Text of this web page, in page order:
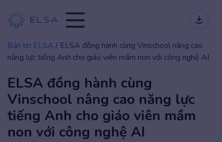
Bản tin ELSA / ELSA đồng hành cùng Vinschool nâng cao
năng lực tiếng Anh cho giáo viên mầm non với công nghệ AI
ELSA đồng hành cùng
Vinschool nâng cao năng lực
tiếng Anh cho giáo viên mầm
non với công nghệ AI